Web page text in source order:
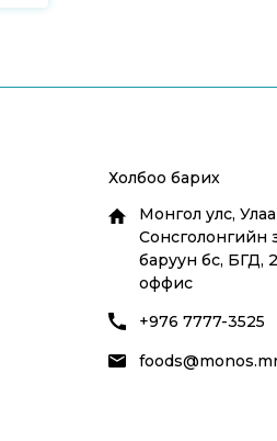
Холбоо барих
Монгол улс,
Сонсголонгийн
баруун бүс,
оффис
+976 7777-3525